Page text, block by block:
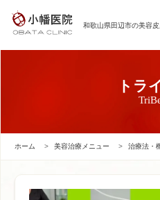
和歌山県田辺市の美容
トラ
ホーム > 美容治療メニュー > 治療法・